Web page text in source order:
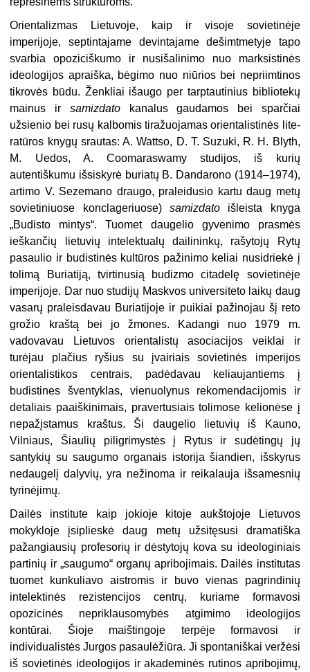
Orientalizmas Lietuvoje, kaip ir visoje sovietinėje
imperijoje, septintajame devintajame dešimtmetyje tapo
svarbia opoziciškumo ir nusišalinimo nuo mark­sistinės
ideologijos apraiška, bėgimo nuo niūrios bei nepriimtinos
tikrovės būdu. Ženkliai išaugo per tarptautinius bibliotekų
mainus ir samizdatokanalus gau­damos bei sparčiai
užsienio bei rusų kalbomis tiražuojamas orientalistinės lite­
ratūros knygų srautas: A. Wattso, D. T. Suzuki, R. H. Blyth,
M. Uedos, A. Coomaraswamy studijos, iš kurių
autentiškumu išsiskyrė buriatų B. Dandarono (1914–1974),
artimo V. Sezemano draugo, praleidusio kartu daug metų
sovietiniuose konclageriuose) samizdato išleista knyga
„Budisto mintys“. Tuomet daugelio gyvenimo prasmės
ieškančių lietuvių intelektualų dailininkų, rašytojų Rytų
pasaulio ir budistinės kultūros pažinimo keliai nu­sidriekė į
tolimą Buriatiją, tvirtinusią budizmo citadelę sovietinėje
imperijoje. Dar nuo studijų Maskvos universiteto laikų daug
vasarų praleisdavau Buriatijoje ir puikiai pažinojau šį reto
grožio kraštą bei jo žmones. Kadangi nuo 1979 m.
vadovavau Lietuvos orientalistų asociacijos veiklai ir
turėjau plačius ryšius su įvairiais sovietinės imperijos
orientalistikos centrais, padėdavau ke­liaujantiems į
budistines šventyklas, vienuolynus rekomendacijomis ir
detaliais paaiškinimais, pravertusiais tolimose kelionėse į
nepažįstamus kraštus. Ši dau­gelio lietuvių iš Kauno,
Vilniaus, Šiaulių piligrimystės į Rytus ir sudėtingų jų
santykių su saugumo organais istorija šiandien, išskyrus
nedaugelį dalyvių, yra nežinoma ir reikalauja išsamesnių
tyrinėjimų.
Dailės institute kaip jokioje kitoje aukštojoje Lietuvos
mokykloje įsiplieskė daug metų užsitęsusi dramatiška
pažangiausių profesorių ir dėstytojų kova su ideologiniais
partinių ir „saugumo“ organų apribojimais. Dailės institutas
tuomet kunkuliavo aistromis ir buvo vienas pagrindinių
intelektinės rezistenci­jos centrų, kuriame formavosi
opozicinės nepriklausomybės atgimimo ideologijos
kontūrai. Šioje maištingoje terpėje formavosi ir
individualistės Jurgos pasaulėžiūra. Ji spontaniškai veržėsi
iš sovietinės ideologijos ir akademinės ruti­nos apribojimų,